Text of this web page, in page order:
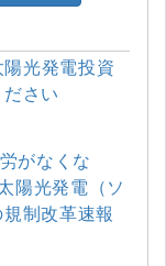
光発電投資
さい
がなくな
陽光発電（ソ
制改革速報